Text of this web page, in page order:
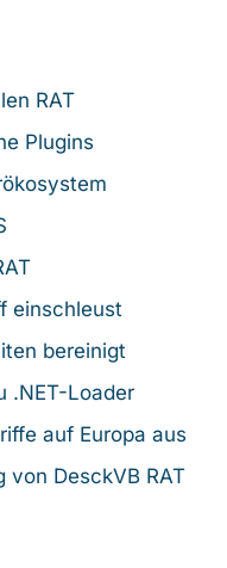
RAT
Plugins
einschleust
bereinigt
.NET-Loader
auf Europa aus
von DesckVB RAT